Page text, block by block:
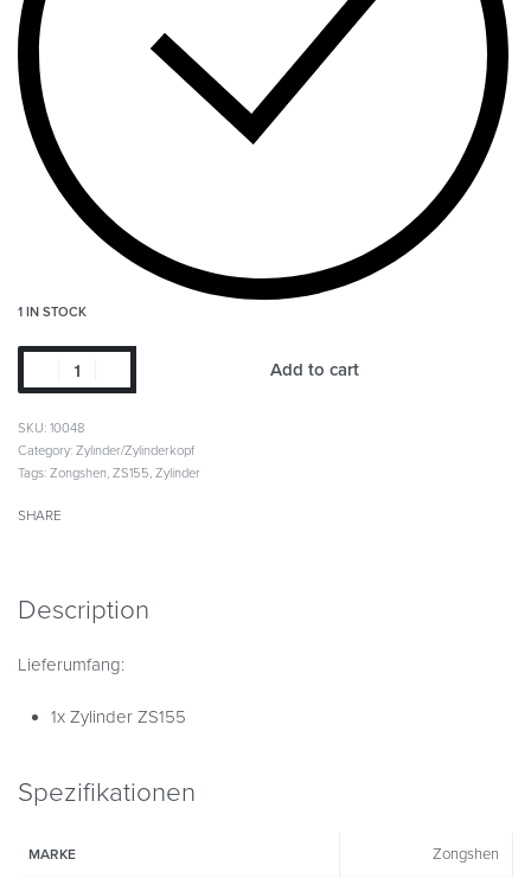
1 IN STOCK
Add to cart
SKU: 10048
Category: Zylinder/Zylinderkopf
Tags: Zongshen, ZS155, Zylinder
SHARE
Description
Lieferumfang:
1x Zylinder ZS155
Spezifikationen
MARKE Zongshen